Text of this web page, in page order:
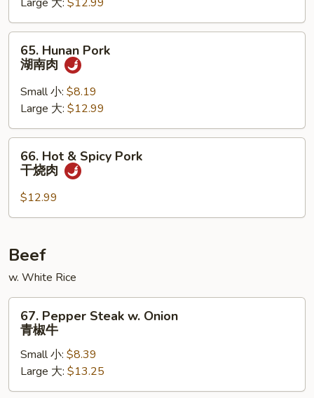
鱼
香
Hunan
Pork
肉
65. Hunan Pork
湖南肉
Small 小: $8.19
Large 大: $12.99
Hot
Spicy
Pork
烧
肉
66. Hot & Spicy Pork
干烧肉
$12.99
Beef
w. White Rice
Pepper
Steak
Onion
青
67. Pepper Steak w. Onion
青椒牛
Small 小: $8.39
Large 大: $13.25